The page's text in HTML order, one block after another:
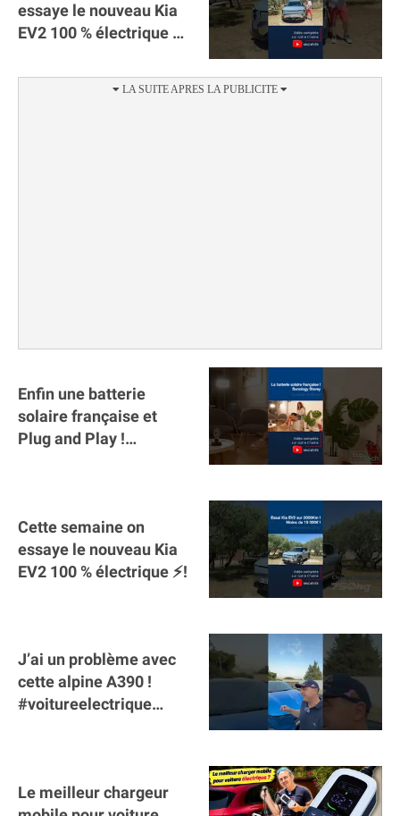
essaye le nouveau Kia
EV2 100 % électrique ⚡️!
autonomie.
Enfin une batterie
solaire française et
Plug and Play !
Cette semaine on
essaye le nouveau Kia
EV2 100 % électrique ⚡️!
J’ai un problème avec
cette alpine A390 !
#voitureelectrique
Le meilleur chargeur